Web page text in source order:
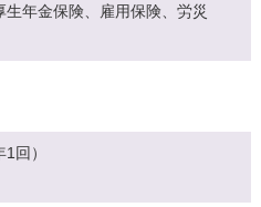
生年金保険、雇用保険、労災
回）